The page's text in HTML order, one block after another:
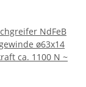
NdFeB
ø63x14
ca. 1100 N ~